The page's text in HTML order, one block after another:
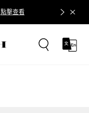
點擊查看 立即追蹤